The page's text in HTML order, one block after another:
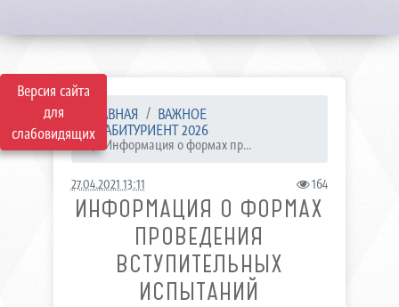
Версия сайта
для
слабовидящих
ГЛАВНАЯ
ВАЖНОЕ
АБИТУРИЕНТ 2026
Информация о формах пр...
27.04.2021 13:11 164
ИНФОРМАЦИЯ О ФОРМАХ
ПРОВЕДЕНИЯ
ВСТУПИТЕЛЬНЫХ
ИСПЫТАНИЙ